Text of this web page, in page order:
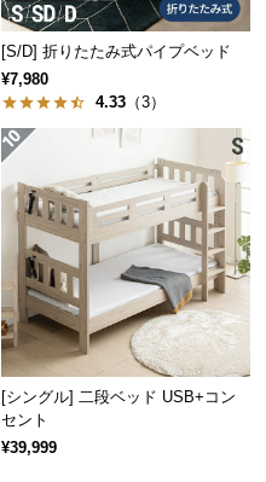
[S/D] 折りたたみ式パイプベッド
¥7,980
4.33 （3）
[シングル] 二段ベッド USB+コン
セント
¥39,999